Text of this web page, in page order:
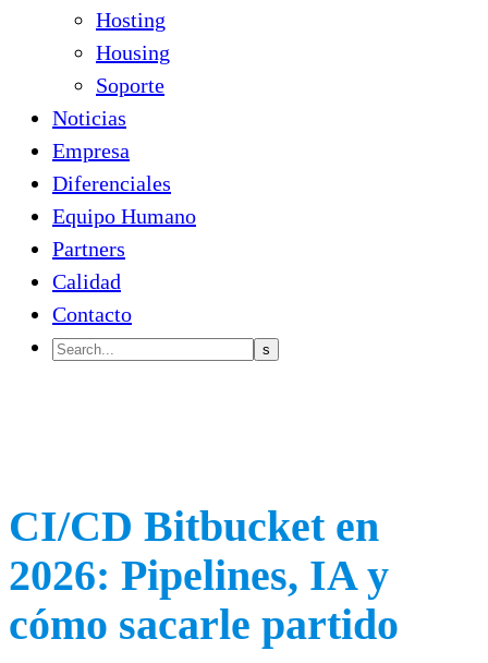
Hosting
Housing
Soporte
Noticias
Empresa
Diferenciales
Equipo Humano
Partners
Calidad
Contacto
CI/CD Bitbucket en
2026: Pipelines, IA y
cómo sacarle partido